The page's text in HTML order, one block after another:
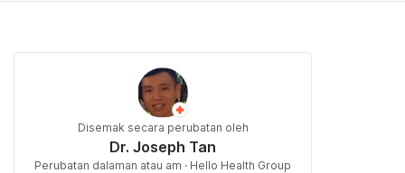
Disemak secara perubatan oleh
Dr. Joseph Tan
Perubatan dalaman atau am · Hello Health Group